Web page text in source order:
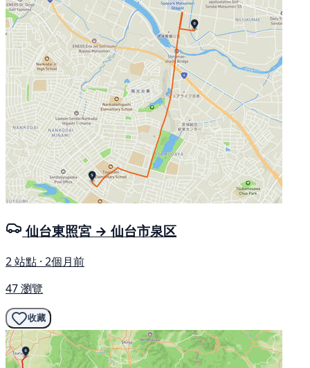
仙台東照宮 → 仙台市泉区
2 站點 · 2個月前
47 瀏覽
收藏